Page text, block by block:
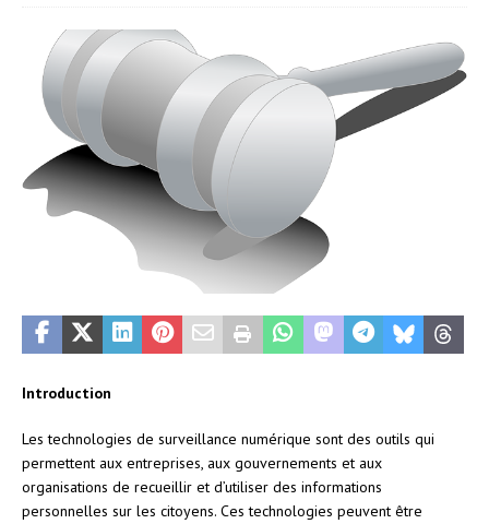
Introduction
Les technologies de surveillance numérique sont des outils qui
permettent aux entreprises, aux gouvernements et aux
organisations de recueillir et d’utiliser des informations
personnelles sur les citoyens. Ces technologies peuvent être